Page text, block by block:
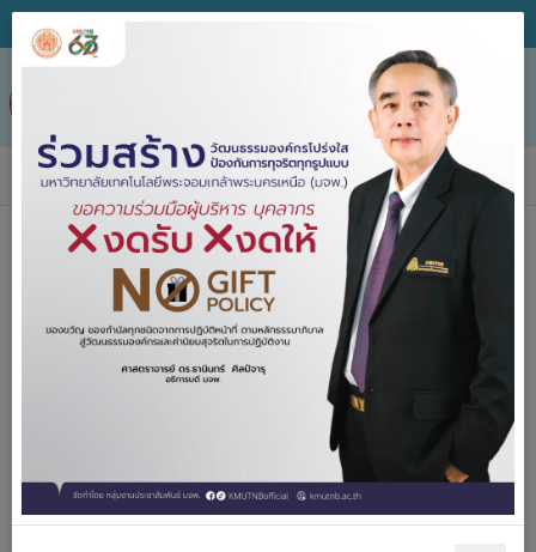
ข่าวประกาศจัดซื้อจัดจ้าง
ประกาศจัด
ซื้อจัดจ้าง 2557-2567
คำค้น